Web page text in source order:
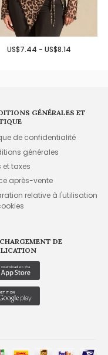
US$7.44 - US$8.14
GÉNÉRALES ET
de confidentialité
générales
et taxes
après-vente
relative à l'utilisation
DE